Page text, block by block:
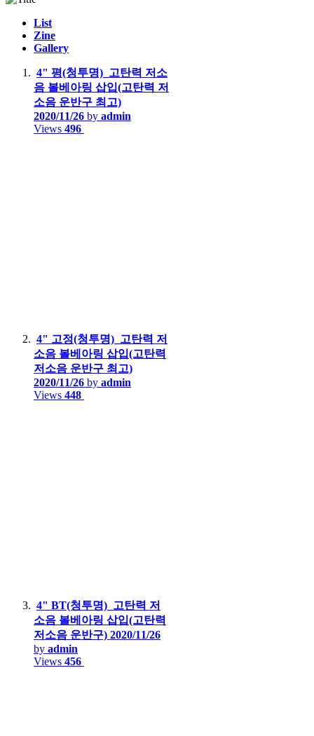
List
Zine
Gallery
4" 평(청투명)_고탄력 저소
음 볼베아링 삽입(고탄력 저
소음 운반구 최고)
2020/11/26 by admin
Views 496
4" 고정(청투명)_고탄력 저
소음 볼베아링 삽입(고탄력
저소음 운반구 최고)
2020/11/26 by admin
Views 448
4" BT(청투명)_고탄력 저
소음 볼베아링 삽입(고탄력
저소음 운반구) 2020/11/26
by admin
Views 456